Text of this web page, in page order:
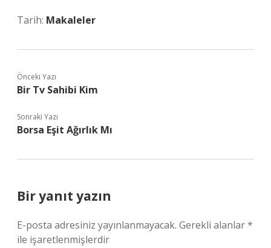
Tarih: Makaleler
Önceki Yazı
Bir Tv Sahibi Kim
Sonraki Yazı
Borsa Eşit Ağırlık Mı
Bir yanıt yazın
E-posta adresiniz yayınlanmayacak. Gerekli alanlar*
ile işaretlenmişlerdir